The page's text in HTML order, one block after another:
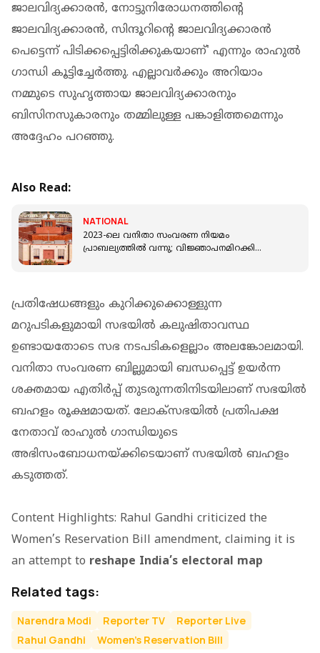
ജാലവിദ്യക്കാരന്‍, നോട്ടുനിരോധനത്തിന്റെ
ജാലവിദ്യക്കാരന്‍, സിന്ദൂറിന്റെ ജാലവിദ്യക്കാരന്‍
പെട്ടെന്ന് പിടിക്കപ്പെട്ടിരിക്കുകയാണ്' എന്നും രാഹുല്‍
ഗാന്ധി കൂട്ടിച്ചേര്‍ത്തു. എല്ലാവര്‍ക്കും അറിയാം
നമ്മുടെ സുഹൃത്തായ ജാലവിദ്യക്കാരനും
ബിസിനസുകാരനും തമ്മിലുള്ള പങ്കാളിത്തമെന്നും
അദ്ദേഹം പറഞ്ഞു.
Also Read:
NATIONAL
2023-ലെ വനിതാ സംവരണ നിയമം
പ്രാബല്യത്തില്‍ വന്നു; വിജ്ഞാപനമിറക്കി
പ്രതിഷേധങ്ങളും കുറിക്കുക്കൊള്ളുന്ന
മറുപടികളുമായി സഭയില്‍ കലുഷിതാവസ്ഥ
ഉണ്ടായതോടെ സഭ നടപടികളെല്ലാം അലങ്കോലമായി.
വനിതാ സംവരണ ബില്ലുമായി ബന്ധപ്പെട്ട് ഉയര്‍ന്ന
ശക്തമായ എതിര്‍പ്പ് തുടരുന്നതിനിടയിലാണ് സഭയില്‍
ബഹളം രൂക്ഷമായത്. ലോക്‌സഭയില്‍ പ്രതിപക്ഷ
നേതാവ് രാഹുല്‍ ഗാന്ധിയുടെ
അഭിസംബോധനയ്ക്കിടെയാണ് സഭയില്‍ ബഹളം
കടുത്തത്.
Content Highlights: Rahul Gandhi criticized the
Women’s Reservation Bill amendment, claiming it is
an attempt to reshape India’s electoral map
Related tags:
Narendra Modi Reporter TV
Reporter Live
Rahul Gandhi
Women's Reservation Bill